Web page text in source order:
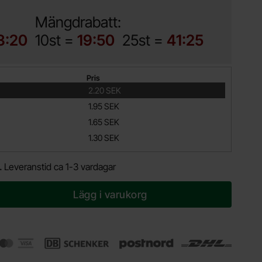
Mängdrabatt:
10st = 19:50 25st = 41:25
Pris
2.20 SEK
1.95 SEK
1.65 SEK
1.30 SEK
Leveranstid ca 1-3 vardagar
Lägg i varukorg